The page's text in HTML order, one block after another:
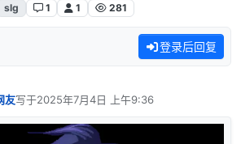
slg 1 1 281
登录后回复
友写于2025年7月4日 上午9:36
最后由 编辑